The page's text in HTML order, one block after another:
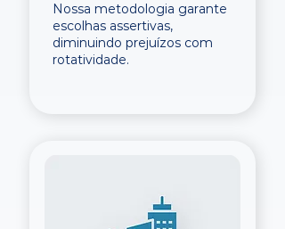
Nossa metodologia garante
escolhas assertivas,
diminuindo prejuízos com
rotatividade.